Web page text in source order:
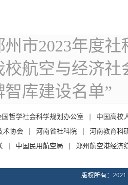
州市2023年度
校航空与经济社
库建设名单”
国哲学社会科学规划办公室
中国高校
术协会
河南省社科院
河南教育科
中国民用航空局 郑州航空港经济
版权所有：